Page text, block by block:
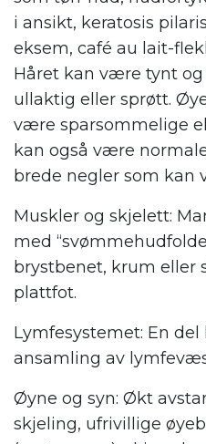
i ansikt, keratosis
eksem, café au lait-
Håret kan være tynt
ullaktig eller sprøtt.
være sparsommelige
kan også være
brede negler som kan
Muskler og skjelett:
med
brystbenet, krum eller
plattfot.
Lymfesystemet: En
ansamling av
Øyne og syn: Økt
skjeling, ufrivillige